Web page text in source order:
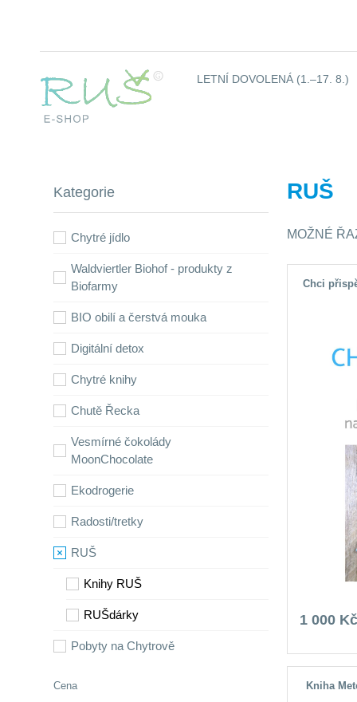
LETNÍ DOVOLENÁ (1.–17. 8.)
RUŠ
MOŽNÉ
Kategorie
Chytré jídlo
Waldviertler Biohof - produkty z
Biofarmy
BIO obilí a čerstvá mouka
Digitální detox
Chytré knihy
Chutě Řecka
Vesmírné čokolády
MoonChocolate
Ekodrogerie
Radosti/tretky
RUŠ
Knihy RUŠ
RUŠdárky
Pobyty na Chytrově
Cena
Chci
1 000
Kniha